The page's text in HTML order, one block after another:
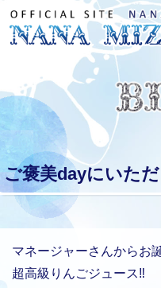
ご褒美dayにいた
マネージャーさんからお
超高級りんごジュース‼️